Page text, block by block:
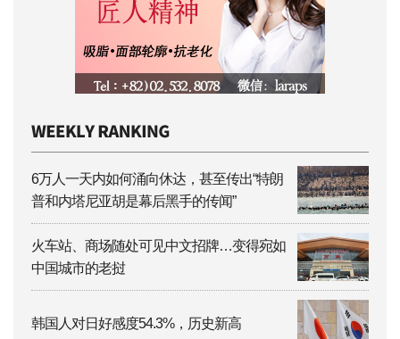
6万人一天内如何涌向休达，甚至传出“特朗
普和内塔尼亚胡是幕后黑手的传闻”
火车站、商场随处可见中文招牌…变得宛如
中国城市的老挝
韩国人对日好感度54.3%，历史新高